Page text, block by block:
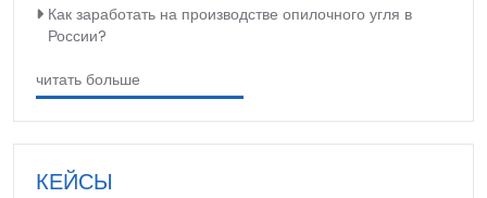
Как заработать на производстве опилочного угля в
России?
читать больше
КЕЙСЫ